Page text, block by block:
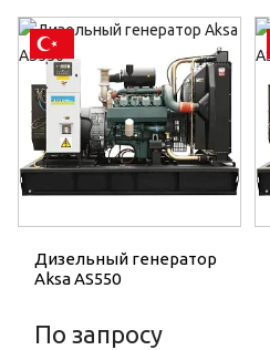
Дизельный генератор
Aksa AS550
По запросу